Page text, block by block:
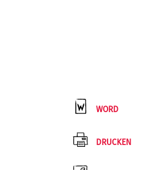
WORD
DRUCKEN